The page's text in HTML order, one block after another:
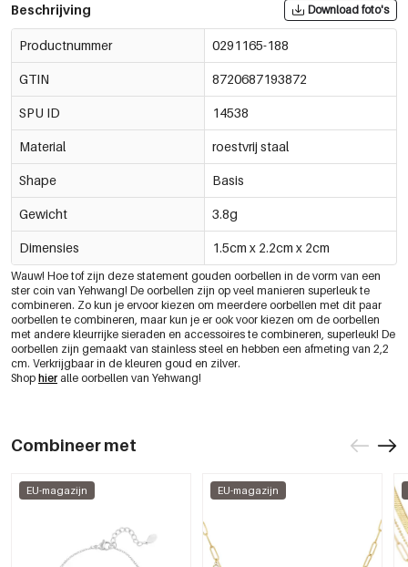
Beschrijving Download foto's
Productnummer 0291165-188
GTIN 8720687193872
SPU ID 14538
Material roestvrij staal
Shape Basis
Gewicht 3.8g
Dimensies 1.5cm x 2.2cm x 2cm
Wauw! Hoe tof zijn deze statement gouden oorbellen in de vorm van een
ster coin van Yehwang! De oorbellen zijn op veel manieren superleuk te
combineren. Zo kun je ervoor kiezen om meerdere oorbellen met dit paar
oorbellen te combineren, maar kun je er ook voor kiezen om de oorbellen
met andere kleurrijke sieraden en accessoires te combineren, superleuk! De
oorbellen zijn gemaakt van stainless steel en hebben een afmeting van 2,2
cm. Verkrijgbaar in de kleuren goud en zilver.
Shop hier alle oorbellen van Yehwang!
Combineer met
EU-magazijn EU-magazijn